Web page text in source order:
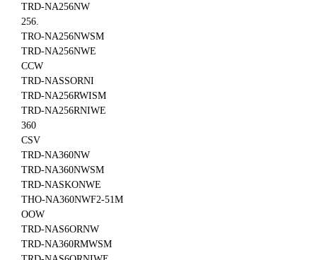
TRD-NA256NW
256.
TRO-NA256NWSM
TRD-NA256NWE
CCW
TRD-NASSORNI
TRD-NA256RWISM
TRD-NA256RNIWE
360
CSV
TRD-NA360NW
TRD-NA360NWSM
TRD-NASKONWE
THO-NA360NWF2-51M
OOW
TRD-NAS6ORNW
TRD-NA360RMWSM